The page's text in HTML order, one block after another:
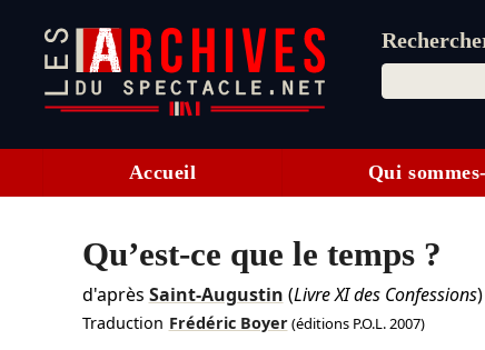
Accueil Qui
Qu’est-ce que le temps ?
d'après Saint-Augustin (Livre XI des Confessions)
Traduction Frédéric Boyer(éditions P.O.L. 2007)